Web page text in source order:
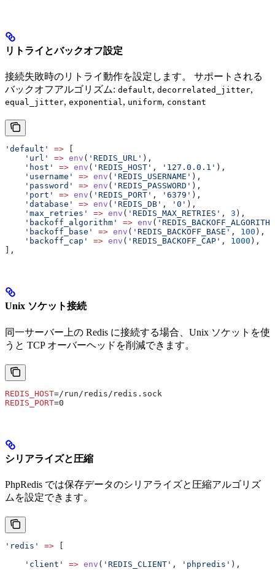
リトライとバックオフ設定
接続失敗時のリトライ動作を設定します。 サポートされる
バックオフアルゴリズム: default, decorrelated_jitter,
equal_jitter, exponential, uniform, constant
'default' =>
    'url'
=> env ( 'REDIS_URL' ),
    'host'
=> env ( 'REDIS_HOST' , '127.0.0.1' ),
    'username'
=> env ( 'REDIS_USERNAME' ),
    'password'
=> env ( 'REDIS_PASSWORD' ),
    'port'
=> env ( 'REDIS_PORT' , '6379' ),
    'database'
=> env ( 'REDIS_DB' , '0' ),
    'max_retries'
=> env ( 'REDIS_MAX_RETRIES' , 3 ),
    'backoff_algorithm'
=> env (
    'backoff_base'
=> env ( 'REDIS_BACKOFF_BASE' , 100 ),
    'backoff_cap'
=> env ( 'REDIS_BACKOFF_CAP' , 1000 ),
],
Unix ソケット接続
同一サーバー上の Redis に接続する場合、Unix ソケットを使
うと TCP オーバーヘッドを削減できます。
REDIS_HOST=/run/redis/redis.sock
REDIS_PORT=0
シリアライズと圧縮
PhpRedis では保存データのシリアライズと圧縮アルゴリズ
ムを設定できます。
'redis' =>
    'client'
=> env ( 'REDIS_CLIENT' , 'phpredis' ),